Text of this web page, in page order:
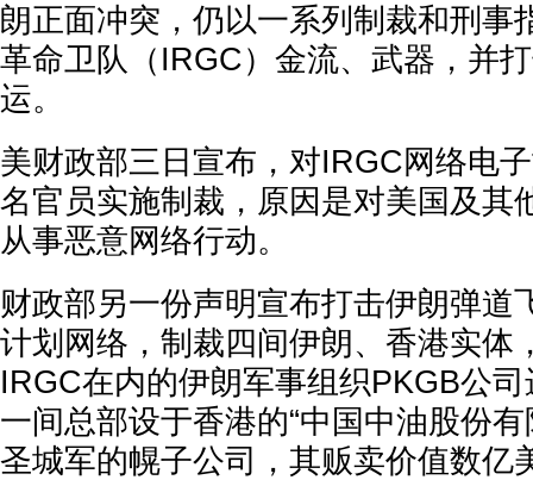
朗正面冲突，仍以一系列制裁和刑事
革命卫队（IRGC）金流、武器，并
运。
美财政部三日宣布，对IRGC网络电
名官员实施制裁，原因是对美国及其
从事恶意网络行动。
财政部另一份声明宣布打击伊朗弹道
计划网络，制裁四间伊朗、香港实体
IRGC在内的伊朗军事组织PKGB公
一间总部设于香港的“中国中油股份
圣城军的幌子公司，其贩卖价值数亿